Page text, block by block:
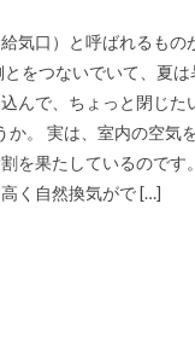
気口）と呼ばれるもの
をつないでいて、夏は
んで、ちょっと閉じた
か。 実は、室内の空気
を果たしているのです。
く自然換気がで […]